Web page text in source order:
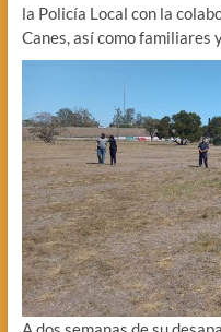
la Policía Local con la
Canes, así como familiares